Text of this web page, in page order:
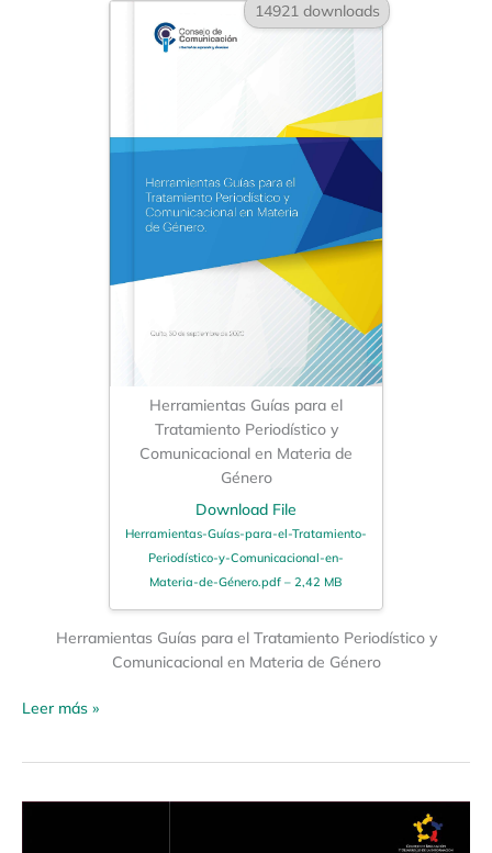
14921 downloads
Herramientas Guías para el
Tratamiento Periodístico y
Comunicacional en Materia de
Género
Download File
Herramientas-Guías-para-el-Tratamiento-
Periodístico-y-Comunicacional-en-
Materia-de-Género.pdf – 2,42 MB
Herramientas Guías para el Tratamiento Periodístico y
Comunicacional en Materia de Género
Leer más »